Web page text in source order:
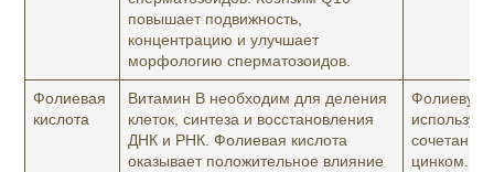
повышает подвижность,
концентрацию и улучшает
морфологию сперматозоидов.
Фолиевая
кислота
Витамин B необходим для деления
клеток, синтеза и восстановления
ДНК и РНК. Фолиевая кислота
оказывает положительное влияние
Фолиевую
сочетании
цинком.